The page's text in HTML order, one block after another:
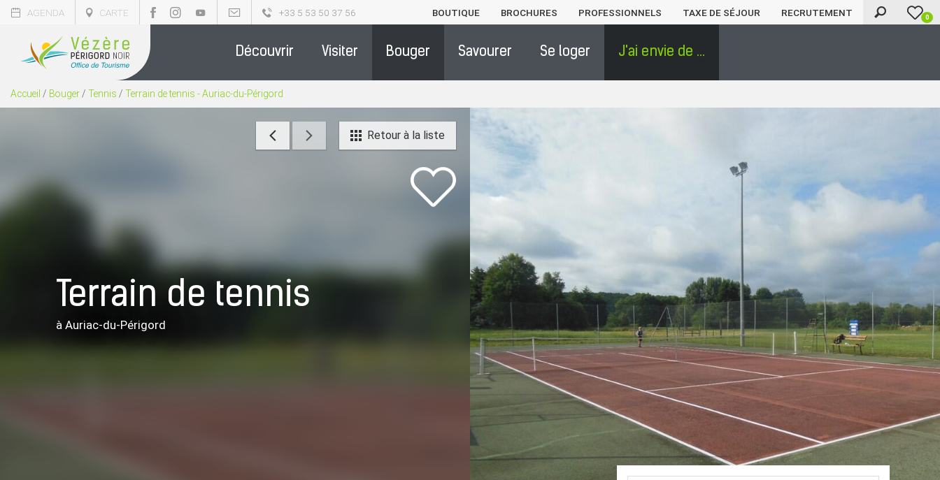
AGENDA CARTE +33 5 53 50 37 56 BOUTIQUE BROCHURES PROFESSIONNELS TAXE DE SÉJOUR RECRUTEMENT 0
Découvrir Visiter Bouger Savourer Se loger J'ai envie de ...
Accueil / Bouger / Tennis / Terrain de tennis - Auriac-du-Périgord
Retour à la liste
Terrain de tennis
à Auriac-du-Périgord